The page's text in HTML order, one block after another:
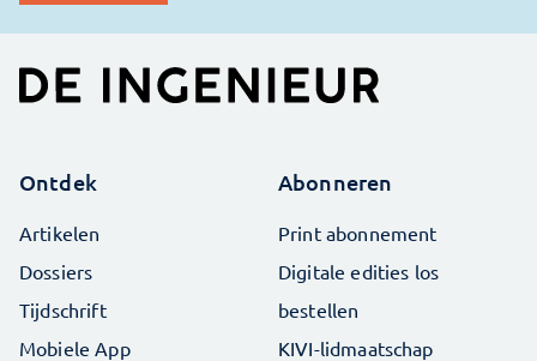
Ontdek
Artikelen
Dossiers
Tijdschrift
Mobiele App
Abonneren
Print abonnement
Digitale edities los
bestellen
KIVI-lidmaatschap